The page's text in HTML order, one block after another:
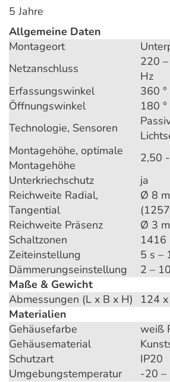
5 Jahre
Allgemeine Daten
Montageort
Netzanschluss
220
Hz
Erfassungswinkel
360 °
Öffnungswinkel
180 °
Technologie, Sensoren
Montagehöhe, optimale
Montagehöhe
2,50
Unterkriechschutz
ja
Reichweite Radial,
Tangential
Ø 8
Reichweite Präsenz
Ø 3
Schaltzonen
1416
Zeiteinstellung
5 s –
Dämmerungseinstellung
2 –
Maße & Gewicht
Abmessungen (L x B x H)
124
Materialien
Gehäusefarbe
weiß
Gehäusematerial
Schutzart
IP20
Umgebungstemperatur
-20 –